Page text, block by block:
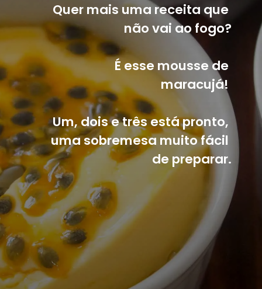
Quer mais uma receita que
não vai ao fogo?
É esse mousse de
maracujá!
Um, dois e três está pronto,
uma sobremesa muito fácil
de preparar.